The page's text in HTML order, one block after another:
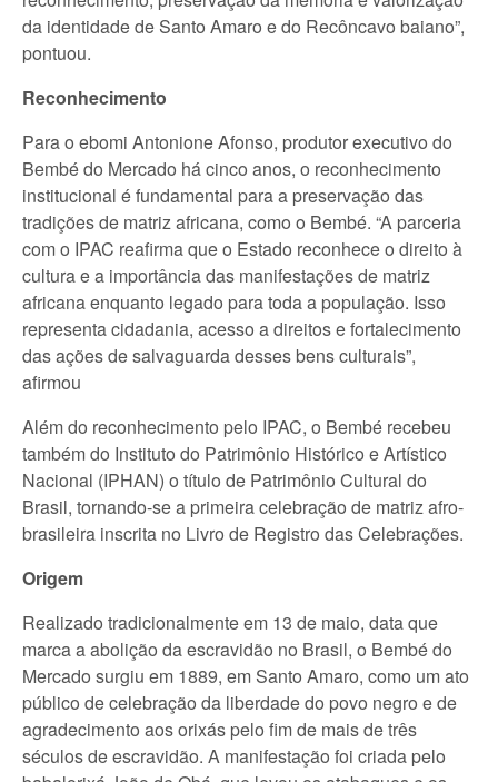
da identidade de Santo Amaro e do Recôncavo baiano”,
pontuou.
Reconhecimento
Para o ebomi Antonione Afonso, produtor executivo do
Bembé do Mercado há cinco anos, o reconhecimento
institucional é fundamental para a preservação das
tradições de matriz africana, como o Bembé. “A parceria
com o IPAC reafirma que o Estado reconhece o direito à
cultura e a importância das manifestações de matriz
africana enquanto legado para toda a população. Isso
representa cidadania, acesso a direitos e fortalecimento
das ações de salvaguarda desses bens culturais”,
afirmou
Além do reconhecimento pelo IPAC, o Bembé recebeu
também do Instituto do Patrimônio Histórico e Artístico
Nacional (IPHAN) o título de Patrimônio Cultural do
Brasil, tornando-se a primeira celebração de matriz afro-
brasileira inscrita no Livro de Registro das Celebrações.
Origem
Realizado tradicionalmente em 13 de maio, data que
marca a abolição da escravidão no Brasil, o Bembé do
Mercado surgiu em 1889, em Santo Amaro, como um ato
público de celebração da liberdade do povo negro e de
agradecimento aos orixás pelo fim de mais de três
séculos de escravidão. A manifestação foi criada pelo